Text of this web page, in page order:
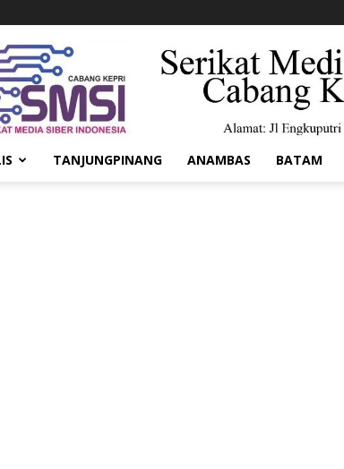
TANJUNGPINANG ANAMBAS BATAM